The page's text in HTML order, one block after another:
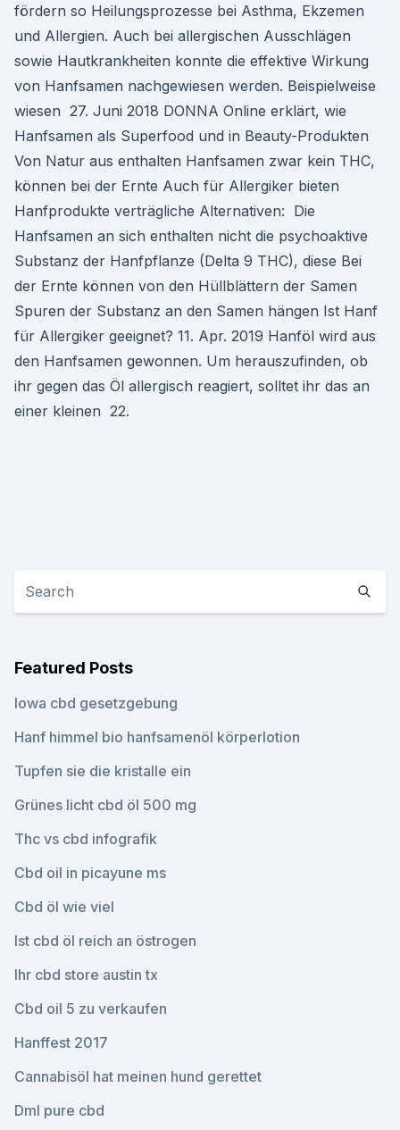
fördern so Heilungsprozesse bei Asthma, Ekzemen
und Allergien. Auch bei allergischen Ausschlägen
sowie Hautkrankheiten konnte die effektive Wirkung
von Hanfsamen nachgewiesen werden. Beispielweise
wiesen 27. Juni 2018 DONNA Online erklärt, wie
Hanfsamen als Superfood und in Beauty-Produkten
Von Natur aus enthalten Hanfsamen zwar kein THC,
können bei der Ernte Auch für Allergiker bieten
Hanfprodukte verträgliche Alternativen: Die
Hanfsamen an sich enthalten nicht die psychoaktive
Substanz der Hanfpflanze (Delta 9 THC), diese Bei
der Ernte können von den Hüllblättern der Samen
Spuren der Substanz an den Samen hängen Ist Hanf
für Allergiker geeignet? 11. Apr. 2019 Hanföl wird aus
den Hanfsamen gewonnen. Um herauszufinden, ob
ihr gegen das Öl allergisch reagiert, solltet ihr das an
einer kleinen 22.
Featured Posts
Iowa cbd gesetzgebung
Hanf himmel bio hanfsamenöl körperlotion
Tupfen sie die kristalle ein
Grünes licht cbd öl 500 mg
Thc vs cbd infografik
Cbd oil in picayune ms
Cbd öl wie viel
Ist cbd öl reich an östrogen
Ihr cbd store austin tx
Cbd oil 5 zu verkaufen
Hanffest 2017
Cannabisöl hat meinen hund gerettet
Dml pure cbd